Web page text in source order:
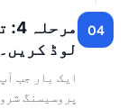
04
لوڈ کریں۔
ایک بار جب
پروسیسنگ